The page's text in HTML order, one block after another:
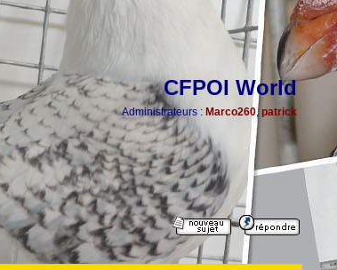
CFPOI World
Administrateurs : Marco260, patrick